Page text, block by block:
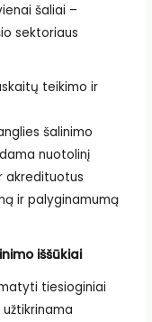
šaliai –
sektoriaus
teikimo ir
šalinimo
nuotolinį
akredituotus
ir palyginamumą
iššūkiai
tiesioginiai